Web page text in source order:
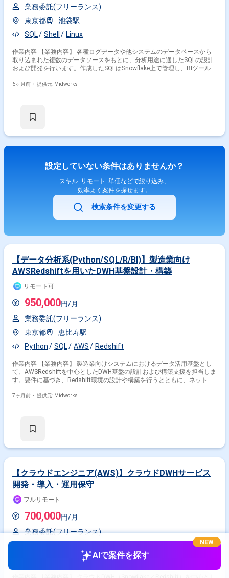
業務委託(フリーランス)
東京都
池袋駅
SQL
Shell Linux
作業内容 【業務内容】 各種ログデータや他システムのデータベースから
取り込まれた複数のデータソースをもとに、分析用途に適したSQLの設計
および開発を行います。作成したSQLはSnowflake上で管理し、BIツールで
す。新規コンテンツ追加時のデータ対応や、イベント発生時の個別集計対
ースをもとにした分析用SQLの作成 ・Snowflakeへのデータ連携および管
6ヶ月前・ 提供元: Midworks
設定していない条件はありませんか？
スキル･リモート･単価などで絞り込み、
効率よく案件を探せます。
検索条件を変更する
【データ分析系(Python/SQL/R/BI)】製造業向け
AWSRedshiftを用いたDWH基盤設計・構築
リモート可
950,000円/月
業務委託(フリーランス)
東京都
恵比寿駅
Python
SQL AWS Redshift
作業内容 【業務内容】 製造業向けシステムにおけるデータ活用基盤とし
て、AWSRedshiftを中心としたDWH基盤の設計および構築支援を担当しま
す。要件に基づき、Redshift環境の設計や構築を行うとともに、ネットワ
の整備に携わります。 あわせて、運用手順書や構成図などの各種成果物を
AWSRedshiftを用いたDWH基盤の設計および構築 ・AWS環境におけるネ
7ヶ月前・ 提供元: Midworks
【クラウドエンジニア(AWS)】クラウドDWHサービス
開発・導入・運用保守
フルリモート
700,000円/月
業務委託(フリーランス)
Azure Redshift Snowflake
AIで案件を探す
NEW